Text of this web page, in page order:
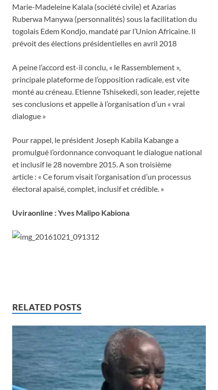
Marie-Madeleine Kalala (société civile) et Azarias
Ruberwa Manywa (personnalités) sous la facilitation du
togolais Edem Kondjo, mandaté par l’Union Africaine. Il
prévoit des élections présidentielles en avril 2018
A peine l’accord est-il conclu, « le Rassemblement »,
principale plateforme de l’opposition radicale, est vite
monté au créneau. Etienne Tshisekedi, son leader, rejette
ses conclusions et appelle à l’organisation d’un « vrai
dialogue »
Pour rappel, le président Joseph Kabila Kabange a
promulgué l’ordonnance convoquant le dialogue national
et inclusif le 28 novembre 2015. A son troisième
article : « Ce forum visait l’organisation d’un processus
électoral apaisé, complet, inclusif et crédible. »
Uviraonline : Yves Malipo Kabiona
RELATED POSTS